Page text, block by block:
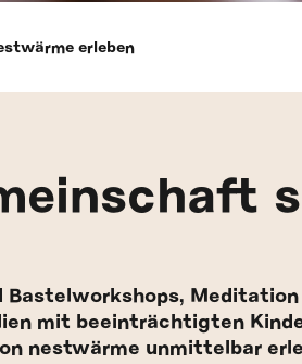
erleben
Bastelworkshops, Meditation
mit beeinträchtigten
nestwärme unmittelbar